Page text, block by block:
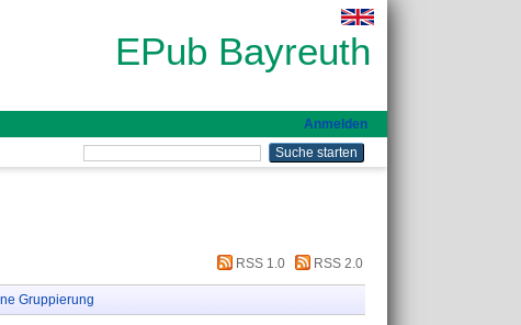
EPub Bayreuth
Anmelden
RSS 1.0 RSS 2.0
Gruppierung